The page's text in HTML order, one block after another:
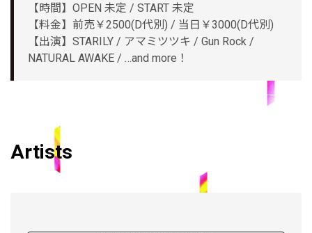
【時間】OPEN 未定 / START 未定
【料金】前売￥2500(D代別) / 当日￥3000(D代別)
【出演】STARILY / アマミツツキ / Gun Rock /
NATURAL AWAKE / …and more！
Artists